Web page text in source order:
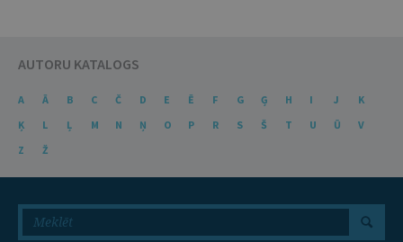
AUTORU KATALOGS
A Ā B C Č D E Ē F G Ģ H I J
K
Ķ
L Ļ M N Ņ O P R S Š T U Ū
V
Z
Ž